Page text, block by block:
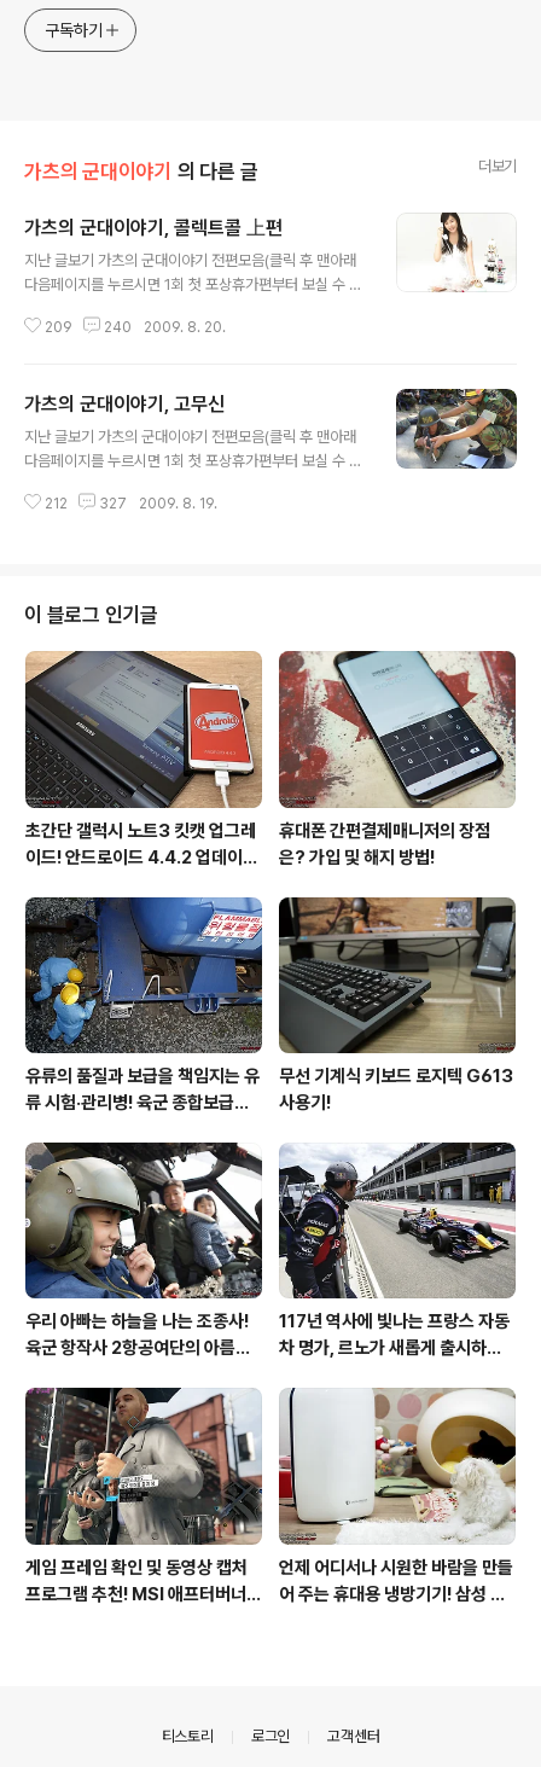
구독하기
가츠의 군대이야기 의 다른 글 더보기
가츠의 군대이야기, 콜렉트콜 上편
지난 글보기 가츠의 군대이야기 전편모음(클릭 후 맨아래
다음페이지를 누르시면 1회 첫 포상휴가편부터 보실 수 있
었던 이야기를 해보겠습니다. 언제나처럼 시간적 순서에
보셔도 무방합니다. 시간적 여유가 있으신 분은 윗부분에
위치한 지난 글보기를 이용해주세요! 때는 05년 02월 설
날이었다. 당시 훈련병이었던 우리들은 민족 최대의 명절
휴에는 간부들도 근무인원만 제외하고는 출근하지 않는다.
209 240 2009. 8. 20.
가츠의 군대이야기, 고무신
지난 글보기 가츠의 군대이야기 전편모음(클릭 후 맨아래
다음페이지를 누르시면 1회 첫 포상휴가편부터 보실 수 있
었던 이야기를 해보겠습니다. 언제나처럼 시간적 순서에
위치한 지난 글보기를 이용해주세요! 때는 바야흐로 05년
2월, 가츠군은 신병교육대대에서 훈련병의 신분이었다. 2
주차에 접어든 신병교육대대의 생활은 정말 쉴 틈도 없이
바빴다. 강원도의 겨울아침은 언제나 제설작업으로 시작한
다. 훈련병이라고 예외는 없다. 오히려 더 열심히 제설작업
에 임해야 된다. "기상! 기상!" 어김없이 찾..
212 327 2009. 8. 19.
이 블로그 인기글
초간단 갤럭시 노트3 킷캣 업그레
이드! 안드로이드 4.4.2 업데이트
휴대폰 간편결제매니저의 장점
은? 가입 및 해지 방법!
유류의 품질과 보급을 책임지는 유
류 시험·관리병! 육군 종합보급창
무선 기계식 키보드 로지텍 G613
사용기!
우리 아빠는 하늘을 나는 조종사!
육군 항작사 2항공여단의 아름다
117년 역사에 빛나는 프랑스 자동
차 명가, 르노가 새롭게 출시하는
게임 프레임 확인 및 동영상 캡처
프로그램 추천! MSI 애프터버너
언제 어디서나 시원한 바람을 만들
어 주는 휴대용 냉방기기! 삼성 포
티스토리 로그인 고객센터